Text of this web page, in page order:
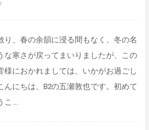
り、春の余韻に浸る間もなく、冬の名
な寒さが戻ってまいりましたが、この
様におかれましては、いかがお過ごし
にちは、B2の五瀬敦也です。初めて
こ…